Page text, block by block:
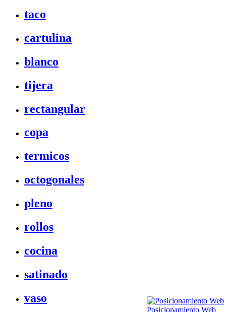
taco
cartulina
blanco
tijera
rectangular
copa
termicos
octogonales
pleno
rollos
cocina
satinado
vaso
Posicionamiento Web